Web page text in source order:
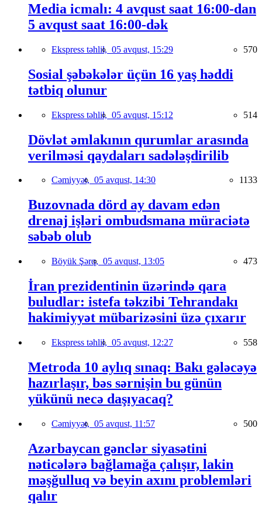
Media icmalı: 4 avqust saat 16:00-dan
5 avqust saat 16:00-dək
Ekspress təhlil, 05 avqust, 15:29 570
Sosial şəbəkələr üçün 16 yaş həddi
tətbiq olunur
Ekspress təhlil, 05 avqust, 15:12 514
Dövlət əmlakının qurumlar arasında
verilməsi qaydaları sadələşdirilib
Cəmiyyət, 05 avqust, 14:30 1133
Buzovnada dörd ay davam edən
drenaj işləri ombudsmana müraciətə
səbəb olub
Böyük Şərq, 05 avqust, 13:05 473
İran prezidentinin üzərində qara
buludlar: istefa təkzibi Tehrandakı
hakimiyyət mübarizəsini üzə çıxarır
Ekspress təhlil, 05 avqust, 12:27 558
Metroda 10 aylıq sınaq: Bakı gələcəyə
hazırlaşır, bəs sərnişin bu günün
yükünü necə daşıyacaq?
Cəmiyyət, 05 avqust, 11:57 500
Azərbaycan gənclər siyasətini
nəticələrə bağlamağa çalışır, lakin
məşğulluq və beyin axını problemləri
qalır